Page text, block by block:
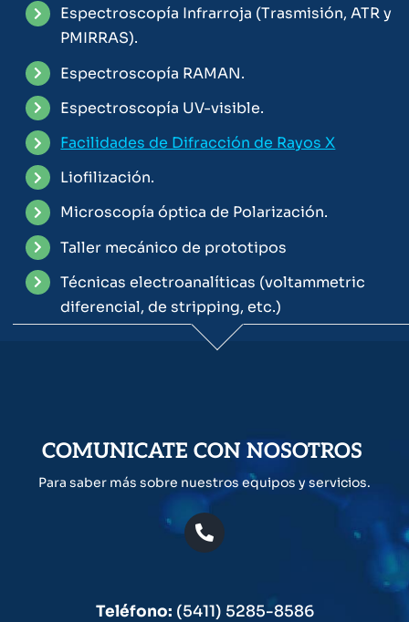
Espectroscopía Infrarroja (Trasmisión, ATR y
PMIRRAS).
Espectroscopía RAMAN.
Espectroscopía UV-visible.
Facilidades de Difracción de Rayos X
Liofilización.
Microscopía óptica de Polarización.
Taller mecánico de prototipos
Técnicas electroanalíticas (voltammetric
diferencial, de stripping, etc.)
COMUNICATE CON NOSOTROS
Para saber más sobre nuestros equipos y servicios.
Teléfono: (5411) 5285-8586